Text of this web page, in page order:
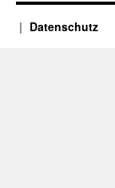
Datenschutz